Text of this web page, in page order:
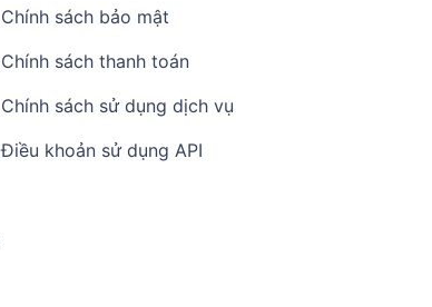
Chính sách bảo mật
Chính sách thanh toán
Chính sách sử dụng dịch vụ
Điều khoản sử dụng API